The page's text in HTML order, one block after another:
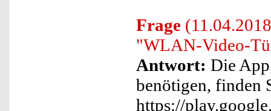
Frage
"WLAN-Video-
Antwort: Die
benötigen, finden
https://